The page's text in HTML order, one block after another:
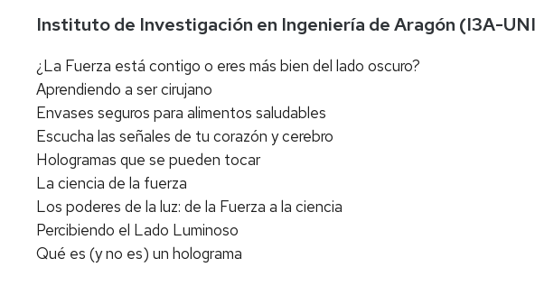
Instituto de Investigación en Ingeniería de Aragón (I3A-
¿La Fuerza está contigo o eres más bien del lado oscuro?
Aprendiendo a ser cirujano
Envases seguros para alimentos saludables
Escucha las señales de tu corazón y cerebro
Hologramas que se pueden tocar
La ciencia de la fuerza
Los poderes de la luz: de la Fuerza a la ciencia
Percibiendo el Lado Luminoso
Qué es (y no es) un holograma